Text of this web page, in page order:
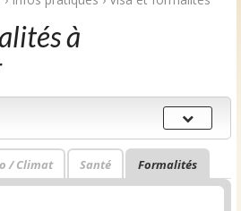
à
Sections
du
guide
/ Climat Santé Formalités